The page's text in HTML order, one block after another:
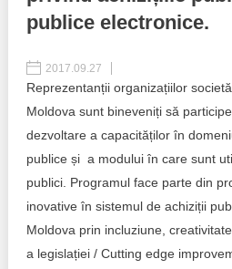
Inițiative în derulare
Manual de proceduri
Note & poziții​
Organigrama IDIS
Politici regionale
Bunele practici
Laborator sociometric
Transparența guvernării locale
People Watch
publice electronice.
2017.09.27
Reprezentanții organizațiilor
Moldova sunt bineveniți să
dezvoltare a capacităților în
publice și a modului în care sunt
publici. Programul face parte din
inovative în sistemul de achiziții
Moldova prin incluziune,
a legislației / Cutting edge